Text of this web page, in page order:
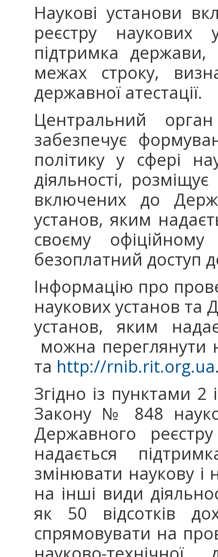
Наукові установи
реєстру наукових
підтримка
межах строку,
державної атестації.
Центральний
забезпечує
політику у сфері
діяльності,
включених до
установ, яким
своєму
безоплатний доступ
Інформацію про
наукових установ та
установ, яким
можна переглянути
та http://rnib.rit.org.ua
Згідно із пунктами 2
Закону № 848
Державного
надається
змінювати наукову і
на інші види
як 50 відсотків
спрямовувати на